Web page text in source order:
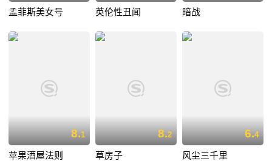
孟菲斯美女号 英伦性丑闻 暗战
8.1
苹果酒屋法则
8.2
草房子
6.4
风尘三千里